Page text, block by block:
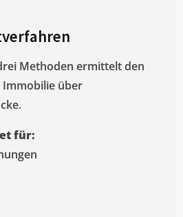
Methoden ermittelt den
über
für: